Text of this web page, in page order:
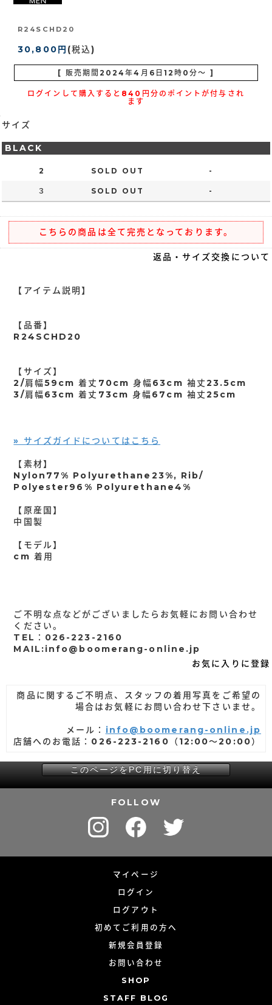
商品に関するご不明点、スタッフの着用写真をご希望の
場合はお気軽にお問い合わせ下さいませ。
メール： info@boomerang-online.jp
店舗へのお電話：026-223-2160（12:00～20:00）
R24SCHD20
30,800円 (税込)
ログインして購入すると840円分のポイントが付与され
ます
[ 販売期間 2024年4月6日12時0分～ ]
サイズ
BLACK
2 SOLD OUT -
３ SOLD OUT -
こちらの商品は全て完売となっております。
返品・サイズ交換について
【アイテム説明】
【品番】
R24SCHD20
【サイズ】
2/肩幅59cm 着丈70cm 身幅63cm 袖丈23.5cm
3/肩幅63cm 着丈73cm 身幅67cm 袖丈25cm
» サイズガイドについてはこちら
【素材】
Nylon77% Polyurethane23%, Rib/
Polyester96% Polyurethane4%
【原産国】
中国製
【モデル】
cm 着用
ご不明な点などがございましたらお気軽にお問い合わせ
ください。
TEL：026-223-2160
MAIL:info@boomerang-online.jp
お気に入りに登録
FOLLOW
マイページ
ログイン
ログアウト
初めてご利用の方へ
新規会員登録
お問い合わせ
SHOP
STAFF BLOG
このページをPC用に切り替え